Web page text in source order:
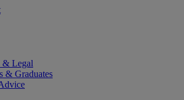
& Legal
& Graduates